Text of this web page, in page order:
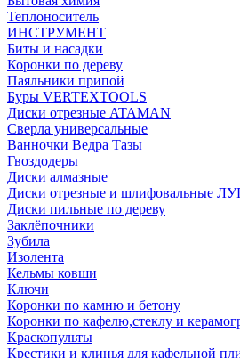
Теплоноситель
ИНСТРУМЕНТ
Биты и насадки
Коронки по дереву
Паяльники припой
Буры VERTEXTOOLS
Диски отрезные ATAMAN
Сверла универсальные
Ванночки Ведра Тазы
Гвоздодеры
Диски алмазные
Диски отрезные и шлифовальные
Диски пильные по дереву
Заклёпочники
Зубила
Изолента
Кельмы ковши
Ключи
Коронки по камню и бетону
Коронки по кафелю,стеклу и
Краскопульты
Крестики и клинья для кафельной